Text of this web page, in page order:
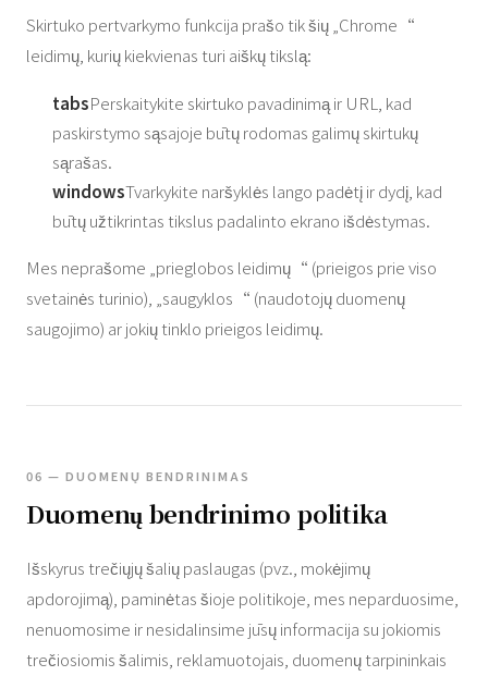
Skirtuko pertvarkymo funkcija prašo tik šių „Chrome“
leidimų, kurių kiekvienas turi aiškų tikslą:
tabsPerskaitykite skirtuko pavadinimą ir URL, kad
paskirstymo sąsajoje būtų rodomas galimų skirtukų
sąrašas.
windowsTvarkykite naršyklės lango padėtį ir dydį, kad
būtų užtikrintas tikslus padalinto ekrano išdėstymas.
Mes neprašome „prieglobos leidimų“ (prieigos prie viso
svetainės turinio), „saugyklos“ (naudotojų duomenų
saugojimo) ar jokių tinklo prieigos leidimų.
06 — DUOMENŲ BENDRINIMAS
Duomenų bendrinimo politika
Išskyrus trečiųjų šalių paslaugas (pvz., mokėjimų
apdorojimą), paminėtas šioje politikoje, mes neparduosime,
nenuomosime ir nesidalinsime jūsų informacija su jokiomis
trečiosiomis šalimis, reklamuotojais, duomenų tarpininkais